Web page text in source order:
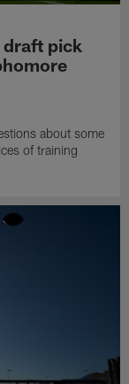
draft pick
about some
of training